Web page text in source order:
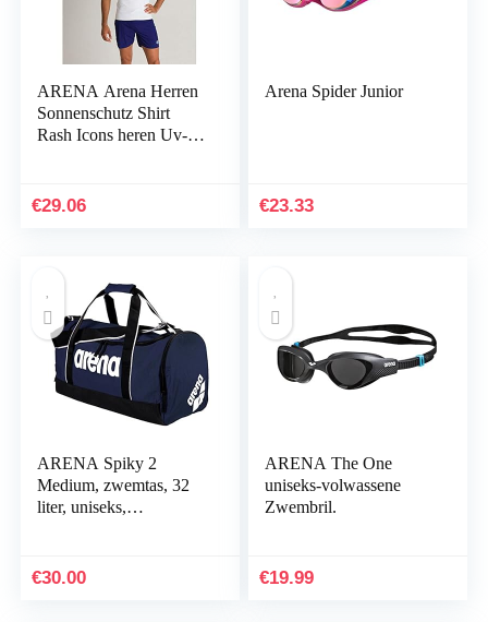
ARENA Arena Herren
Sonnenschutz Shirt
Rash Icons heren Uv-
€29.06
Arena Spider Junior
€23.33
ARENA Spiky 2
Medium, zwemtas, 32
liter, uniseks,
€30.00
ARENA The One
uniseks-volwassene
Zwembril.
€19.99